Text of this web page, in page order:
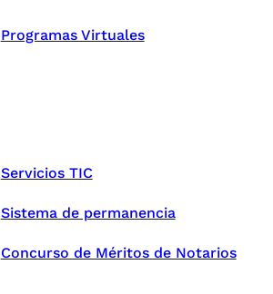
Programas Virtuales
Servicios TIC
Sistema de permanencia
Concurso de Méritos de Notarios